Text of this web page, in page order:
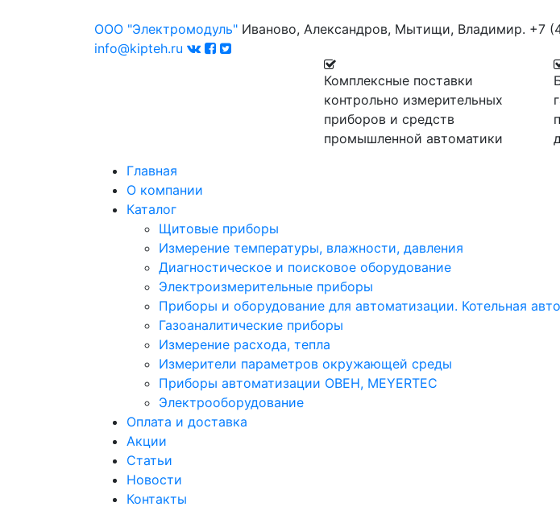
ООО "Электромодуль" Иваново, Александров, Мытищи, Владимир. +7
info@kipteh.ru
Комплексные поставки
контрольно измерительных
приборов и средств
промышленной автоматики
Главная
О компании
Каталог
Щитовые приборы
Измерение температуры, влажности, давления
Диагностическое и поисковое оборудование
Электроизмерительные приборы
Приборы и оборудование для автоматизации. Котельная
Газоаналитические приборы
Измерение расхода, тепла
Измерители параметров окружающей среды
Приборы автоматизации ОВЕН, MEYERTEC
Электрооборудование
Оплата и доставка
Акции
Статьи
Новости
Контакты